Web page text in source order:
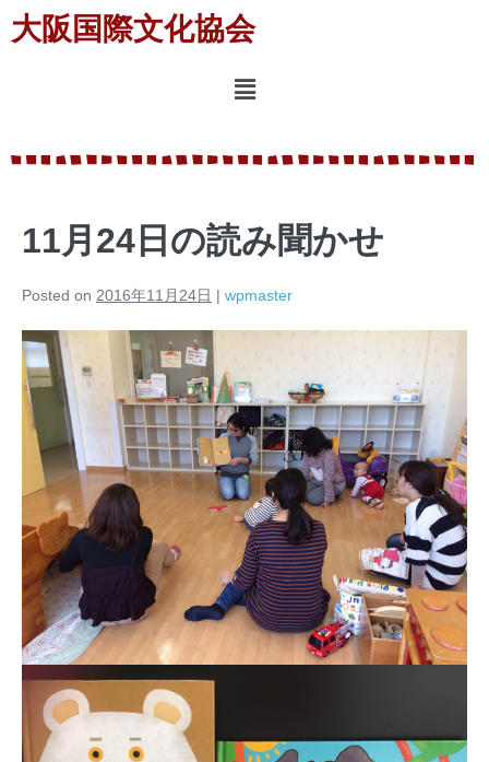
大阪国際文化協会
11月24日の読み聞かせ
Posted on 2016年11月24日 | wpmaster